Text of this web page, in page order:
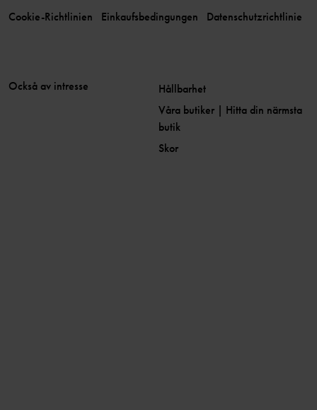
Cookie-Richtlinien Einkaufsbedingungen Datenschutzrichtlinie
Också av intresse
Hållbarhet
Våra butiker | Hitta din närmsta
butik
Skor